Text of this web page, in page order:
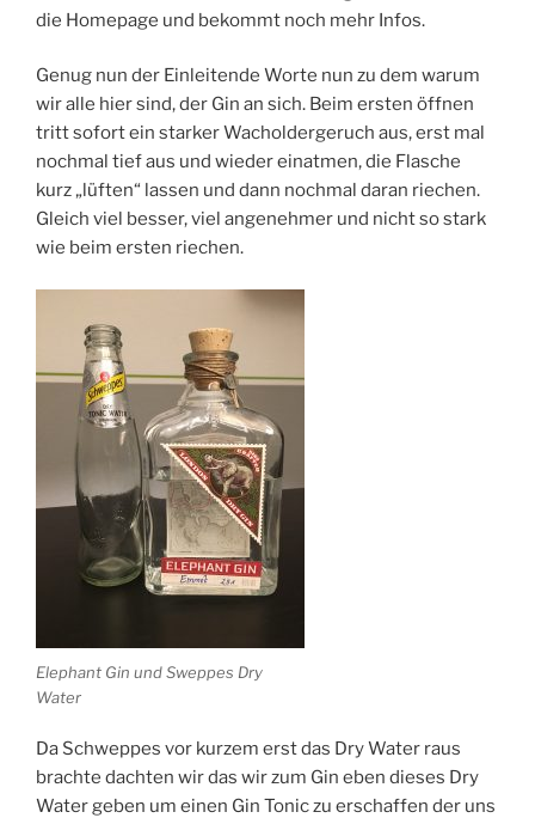
die Homepage und bekommt noch mehr Infos.
Genug nun der Einleitende Worte nun zu dem warum
wir alle hier sind, der Gin an sich. Beim ersten öffnen
tritt sofort ein starker Wacholdergeruch aus, erst mal
nochmal tief aus und wieder einatmen, die Flasche
kurz „lüften“ lassen und dann nochmal daran riechen.
Gleich viel besser, viel angenehmer und nicht so stark
wie beim ersten riechen.
Elephant Gin und Sweppes Dry
Water
Da Schweppes vor kurzem erst das Dry Water raus
brachte dachten wir das wir zum Gin eben dieses Dry
Water geben um einen Gin Tonic zu erschaffen der uns